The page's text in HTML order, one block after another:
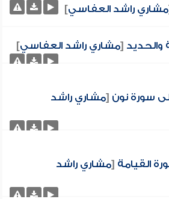
مشاري راشد العفاسي]
والحديد [مشاري راشد العفاسي]
سورة نون [مشاري راشد
القيامة [مشاري راشد